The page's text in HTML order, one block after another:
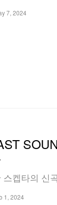
7, 2024
스켑타의 신
1, 2024